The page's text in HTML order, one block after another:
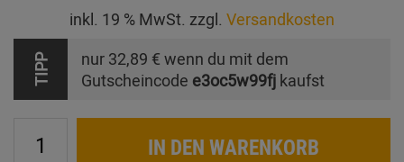
inkl. 19 % MwSt. zzgl. Versandkosten
TIPP nur 32,89 € wenn du mit dem
Gutscheincode e3oc5w99fj kaufst
IN DEN WARENKORB